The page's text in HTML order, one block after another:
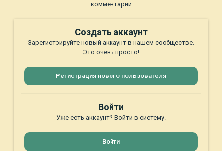
комментарий
Создать аккаунт
Зарегистрируйте новый аккаунт в нашем сообществе.
Это очень просто!
Регистрация нового пользователя
Войти
Уже есть аккаунт? Войти в систему.
Войти